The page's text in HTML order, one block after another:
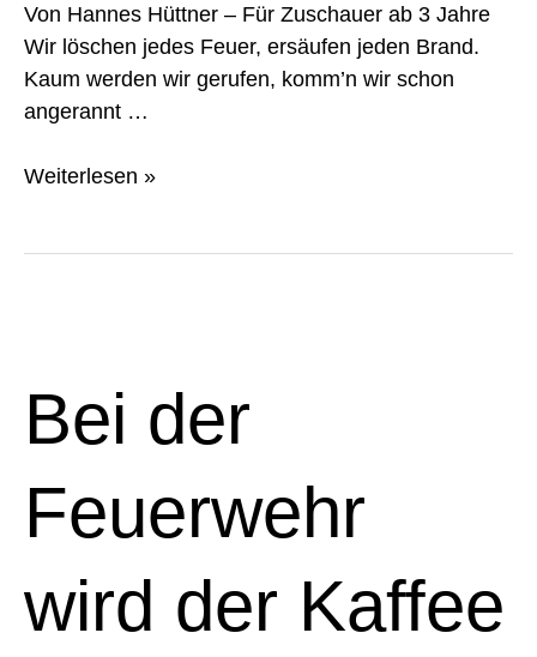
Von Hannes Hüttner – Für Zuschauer ab 3 Jahre
Wir löschen jedes Feuer, ersäufen jeden Brand.
Kaum werden wir gerufen, komm’n wir schon
angerannt …
Weiterlesen »
Bei der
Feuerwehr
wird der Kaffee
Feuerwehr
wird
der
Kaffee
kalt